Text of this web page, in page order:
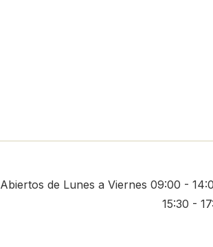
Abiertos de Lunes a Viernes 09:00 -
15:30 -